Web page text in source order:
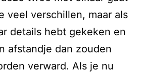
veel verschillen, maar als
details hebt gekeken en
afstandje dan zouden
verward. Als je nu